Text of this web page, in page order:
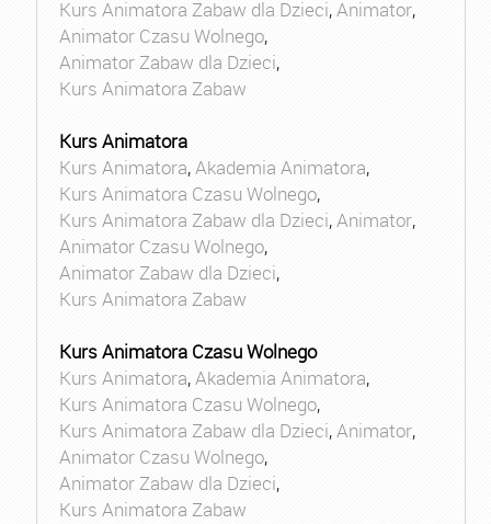
Kurs Animatora Zabaw dla Dzieci,Animator,
Animator Czasu Wolnego,
Animator Zabaw dla Dzieci,
Kurs Animatora Zabaw
Kurs Animatora
Kurs Animatora,Akademia Animatora,
Kurs Animatora Czasu Wolnego,
Kurs Animatora Zabaw dla Dzieci,Animator,
Animator Czasu Wolnego,
Animator Zabaw dla Dzieci,
Kurs Animatora Zabaw
Kurs Animatora Czasu Wolnego
Kurs Animatora,Akademia Animatora,
Kurs Animatora Czasu Wolnego,
Kurs Animatora Zabaw dla Dzieci,Animator,
Animator Czasu Wolnego,
Animator Zabaw dla Dzieci,
Kurs Animatora Zabaw